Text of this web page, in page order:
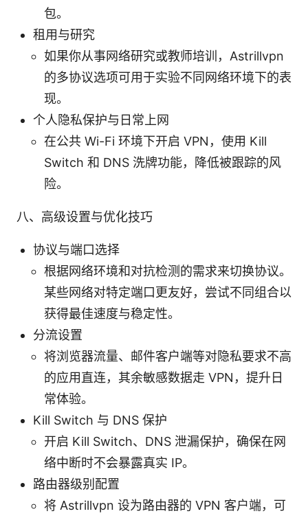
包。
租用与研究
如果你从事网络研究或教师培训，Astrillvpn
的多协议选项可用于实验不同网络环境下的表
现。
个人隐私保护与日常上网
在公共 Wi-Fi 环境下开启 VPN，使用 Kill
Switch 和 DNS 洗牌功能，降低被跟踪的风
险。
八、高级设置与优化技巧
协议与端口选择
根据网络环境和对抗检测的需求来切换协议。
某些网络对特定端口更友好，尝试不同组合以
获得最佳速度与稳定性。
分流设置
将浏览器流量、邮件客户端等对隐私要求不高
的应用直连，其余敏感数据走 VPN，提升日
常体验。
Kill Switch 与 DNS 保护
开启 Kill Switch、DNS 泄漏保护，确保在网
络中断时不会暴露真实 IP。
路由器级别配置
将 Astrillvpn 设为路由器的 VPN 客户端，可